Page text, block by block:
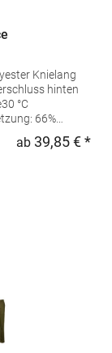
66%
E-Mail:
ab 39,85 € *